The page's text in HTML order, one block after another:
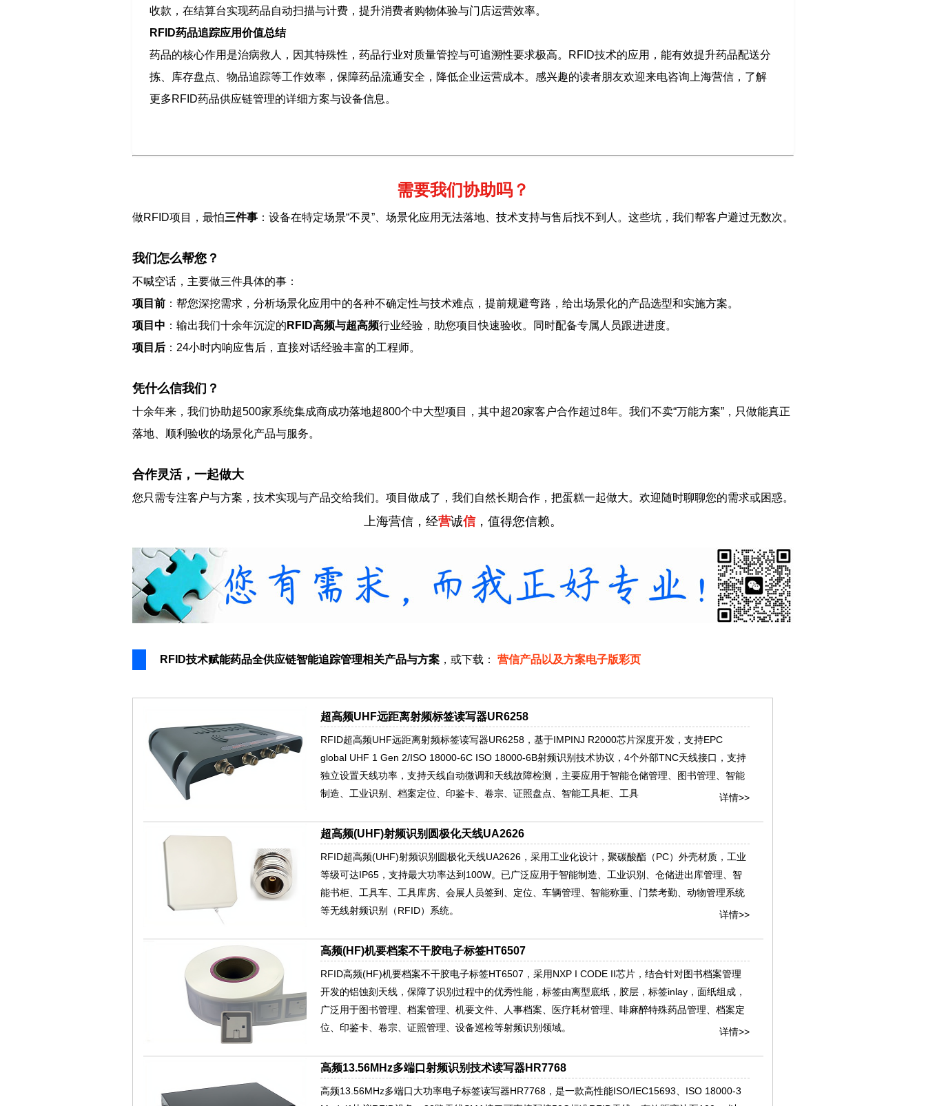
收款，在结算台实现药品自动扫描与计费，提升消费者购物体验与门店运营效率。
RFID药品追踪应用价值总结
药品的核心作用是治病救人，因其特殊性，药品行业对质量管控与可追溯性要求极高。RFID技术的应用，能有效提升药品配送分
拣、库存盘点、物品追踪等工作效率，保障药品流通安全，降低企业运营成本。感兴趣的读者朋友欢迎来电咨询上海营信，了解
更多RFID药品供应链管理的详细方案与设备信息。
需要我们协助吗？
做RFID项目，最怕三件事 ：设备在特定场景“不灵”、场景化应用无法落地、技术支持与售后找不到人。这些坑，我们帮客户避过无数次。
我们怎么帮您？
不喊空话，主要做三件具体的事：
项目前 ：帮您深挖需求，分析场景化应用中的各种不确定性与技术难点，提前规避弯路，给出场景化的产品选型和实施方案。
项目中 ：输出我们十余年沉淀的 RFID高频与超高频行业经验，助您项目快速验收。同时配备专属人员跟进进度。
项目后 ：24小时内响应售后，直接对话经验丰富的工程师。
凭什么信我们？
十余年来，我们协助超500家系统集成商成功落地超800个中大型项目，其中超20家客户合作超过8年。我们不卖“万能方案”，只做能真正
落地、顺利验收的场景化产品与服务。
合作灵活，一起做大
您只需专注客户与方案，技术实现与产品交给我们。项目做成了，我们自然长期合作，把蛋糕一起做大。欢迎随时聊聊您的需求或困惑。
上海营信，经营诚信，值得您信赖。
RFID技术赋能药品全供应链智能追踪管理相关产品与方案 ，或下载： 营信产品以及方案电子版彩页
超高频UHF远距离射频标签读写器UR6258
RFID超高频UHF远距离射频标签读写器UR6258，基于IMPINJ R2000芯片深度开发，支持EPC
global UHF 1 Gen 2/ISO 18000-6C ISO 18000-6B射频识别技术协议，4个外部TNC天线接口，支持
独立设置天线功率，支持天线自动微调和天线故障检测，主要应用于智能仓储管理、图书管理、智能
制造、工业识别、档案定位、印鉴卡、卷宗、证照盘点、智能工具柜、工具
详情>>
超高频(UHF)射频识别圆极化天线UA2626
RFID超高频(UHF)射频识别圆极化天线UA2626，采用工业化设计，聚碳酸酯（PC）外壳材质，工业
等级可达IP65，支持最大功率达到100W。已广泛应用于智能制造、工业识别、仓储进出库管理、智
能书柜、工具车、工具库房、会展人员签到、定位、车辆管理、智能称重、门禁考勤、动物管理系统
等无线射频识别（RFID）系统。
详情>>
高频(HF)机要档案不干胶电子标签HT6507
RFID高频(HF)机要档案不干胶电子标签HT6507，采用NXP I CODE II芯片，结合针对图书档案管理
开发的铝蚀刻天线，保障了识别过程中的优秀性能，标签由离型底纸，胶层，标签inlay，面纸组成，
广泛用于图书管理、档案管理、机要文件、人事档案、医疗耗材管理、啡麻醉特殊药品管理、档案定
位、印鉴卡、卷宗、证照管理、设备巡检等射频识别领域。
详情>>
高频13.56MHz多端口射频识别技术读写器HR7768
高频13.56MHz多端口大功率电子标签读写器HR7768，是一款高性能ISO/IEC15693、ISO 18000-3